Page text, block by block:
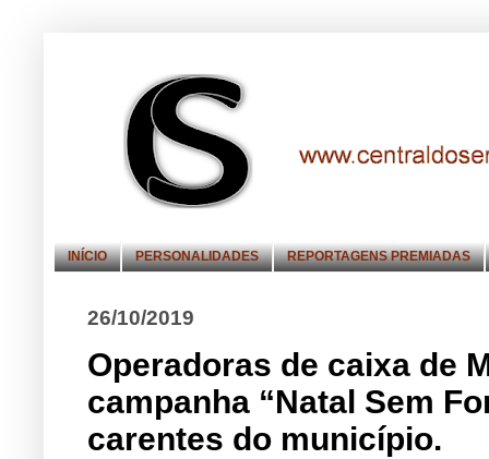
INÍCIO PERSONALIDADES REPORTAGENS PREMIADAS
26/10/2019
Operadoras de caixa de
campanha “Natal Sem
carentes do município.